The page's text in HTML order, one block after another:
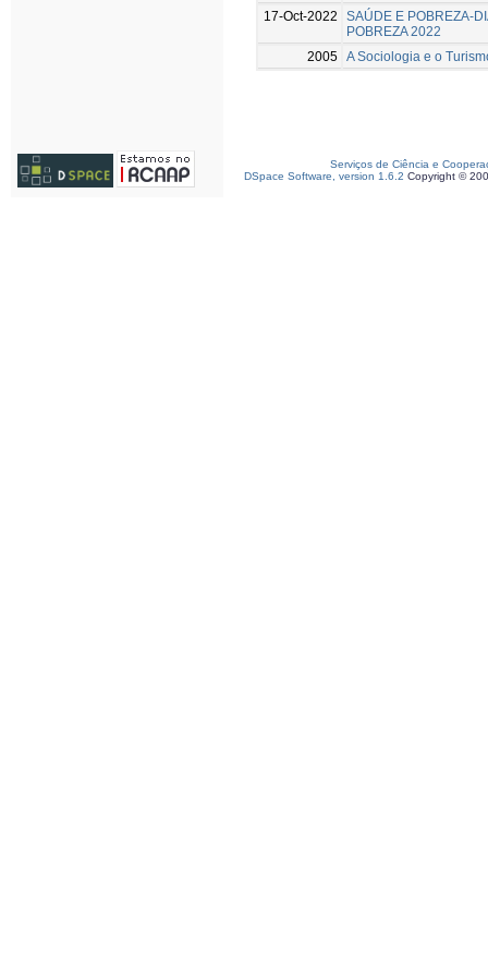
17-Oct-2022
SAÚDE E POBREZA-
POBREZA 2022
2005 A Sociologia e o
Serviços de Ciência e
DSpace Software, version 1.6.2 Copyright ©